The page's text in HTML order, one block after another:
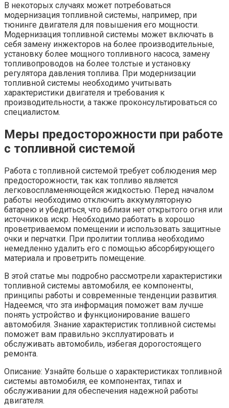
В некоторых случаях может потребоваться
модернизация топливной системы‚ например‚ при
тюнинге двигателя для повышения его мощности.
Модернизация топливной системы может включать в
себя замену инжекторов на более производительные‚
установку более мощного топливного насоса‚ замену
топливопроводов на более толстые и установку
регулятора давления топлива. При модернизации
топливной системы необходимо учитывать
характеристики двигателя и требования к
производительности‚ а также проконсультироваться со
специалистом.
Меры предосторожности при работе
с топливной системой
Работа с топливной системой требует соблюдения мер
предосторожности‚ так как топливо является
легковоспламеняющейся жидкостью. Перед началом
работы необходимо отключить аккумуляторную
батарею и убедиться‚ что вблизи нет открытого огня или
источников искр. Необходимо работать в хорошо
проветриваемом помещении и использовать защитные
очки и перчатки. При пролитии топлива необходимо
немедленно удалить его с помощью абсорбирующего
материала и проветрить помещение.
В этой статье мы подробно рассмотрели характеристики
топливной системы автомобиля‚ ее компоненты‚
принципы работы и современные тенденции развития.
Надеемся‚ что эта информация поможет вам лучше
понять устройство и функционирование вашего
автомобиля. Знание характеристик топливной системы
поможет вам правильно эксплуатировать и
обслуживать автомобиль‚ избегая дорогостоящего
ремонта.
Описание: Узнайте больше о характеристиках топливной
системы автомобиля‚ ее компонентах‚ типах и
обслуживании для обеспечения надежной работы
двигателя.